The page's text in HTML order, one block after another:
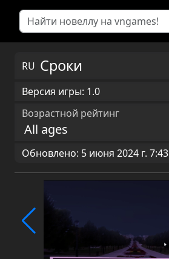
RU Сроки
Версия игры: 1.0
Возрастной рейтинг
All ages
Обновлено: 5 июня 2024 г. 7:43